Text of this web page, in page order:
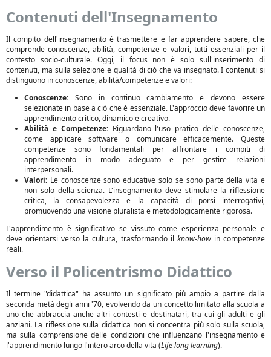
Contenuti dell'Insegnamento
Il compito dell'insegnamento è trasmettere e far apprendere sapere, che
comprende conoscenze, abilità, competenze e valori, tutti essenziali per il
contesto socio-culturale. Oggi, il focus non è solo sull'inserimento di
contenuti, ma sulla selezione e qualità di ciò che va insegnato. I contenuti si
distinguono in conoscenze, abilità/competenze e valori:
Conoscenze: Sono in continuo cambiamento e devono essere
selezionate in base a ciò che è essenziale. L'approccio deve favorire un
apprendimento critico, dinamico e creativo.
Abilità e Competenze:Riguardano l'uso pratico delle conoscenze,
come applicare software o comunicare efficacemente. Queste
competenze sono fondamentali per affrontare i compiti di
apprendimento in modo adeguato e per gestire relazioni
interpersonali.
Valori: Le conoscenze sono educative solo se sono parte della vita e
non solo della scienza. L'insegnamento deve stimolare la riflessione
critica, la consapevolezza e la capacità di porsi interrogativi,
promuovendo una visione pluralista e metodologicamente rigorosa.
L'apprendimento è significativo se vissuto come esperienza personale e
deve orientarsi verso la cultura, trasformando il know-howin competenze
reali.
Verso il Policentrismo Didattico
Il termine "didattica" ha assunto un significato più ampio a partire dalla
seconda metà degli anni '70, evolvendo da un concetto limitato alla scuola a
uno che abbraccia anche altri contesti e destinatari, tra cui gli adulti e gli
anziani. La riflessione sulla didattica non si concentra più solo sulla scuola,
ma sulla comprensione delle condizioni che influenzano l'insegnamento e
l'apprendimento lungo l'intero arco della vita (Life long learning).